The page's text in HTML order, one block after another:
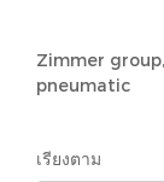
Zimmer
pneumatic
เรียงตาม